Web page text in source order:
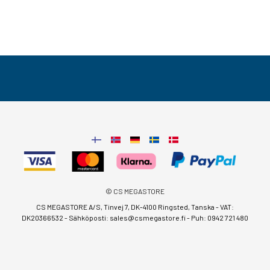
© CS MEGASTORE
CS MEGASTORE A/S, Tinvej 7, DK-4100 Ringsted, Tanska - VAT:
DK20366532 - Sähköposti: sales@csmegastore.fi- Puh: 0942 721 480